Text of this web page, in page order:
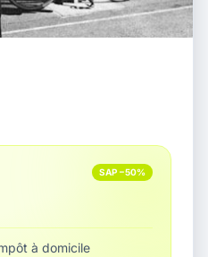
SAP −50%
à domicile